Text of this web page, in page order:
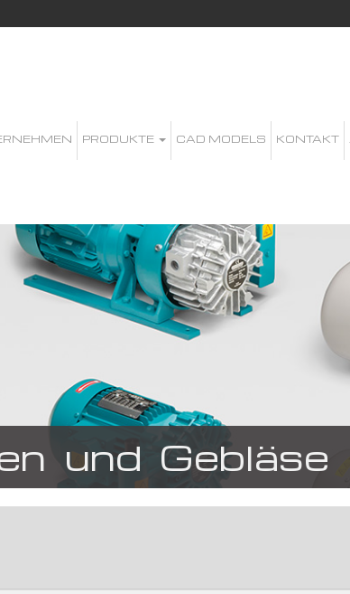
PRODUKTE CAD MODELS KONTAKT
und Gebläse